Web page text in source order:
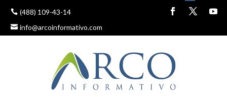
(488) 109-43-14
info@arcoinformativo.com